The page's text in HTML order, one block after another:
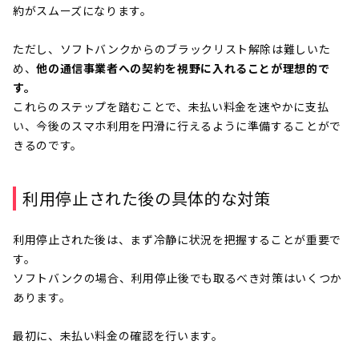
約がスムーズになります。
ただし、ソフトバンクからのブラックリスト解除は難しいた
め、他の通信事業者への契約を視野に入れることが理想的で
す。
これらのステップを踏むことで、未払い料金を速やかに支払
い、今後のスマホ利用を円滑に行えるように準備することがで
きるのです。
利用停止された後の具体的な対策
利用停止された後は、まず冷静に状況を把握することが重要で
す。
ソフトバンクの場合、利用停止後でも取るべき対策はいくつか
あります。
最初に、未払い料金の確認を行います。